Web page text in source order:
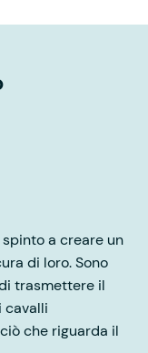
a creare un
di loro. Sono
trasmettere il
cavalli
che riguarda il